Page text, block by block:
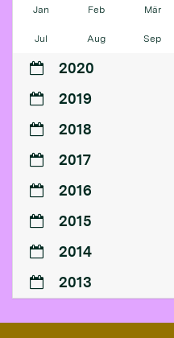
Jan Feb Mär
Jul Aug Sep
2020
2019
2018
2017
2016
2015
2014
2013